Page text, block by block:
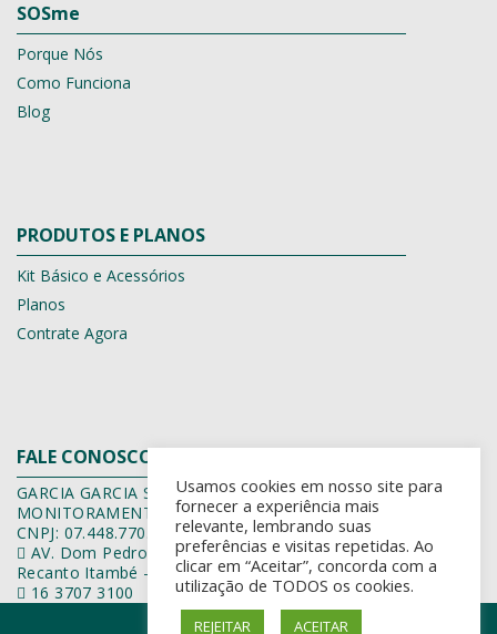
SOSme
Porque Nós
Como Funciona
Blog
PRODUTOS E PLANOS
Kit Básico e Acessórios
Planos
Contrate Agora
FALE CONOSCO
GARCIA GARCIA SERVIÇOS DE
MONITORAMENTOS ELETRÔNICOS EIRELI EPP
CNPJ: 07.448.770.0001/40
AV. Dom Pedro, 157
Recanto Itambé – Franca-SP
16 3707 3100
By Casa de Imagem
Usamos cookies em nosso site para
fornecer a experiência mais
relevante, lembrando suas
preferências e visitas repetidas. Ao
clicar em “Aceitar”, concorda com a
utilização de TODOS os cookies.
REJEITAR ACEITAR